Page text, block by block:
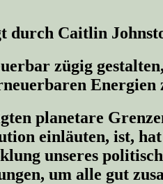
durch Caitlin
zügig
planetare
einläuten, ist,
unseres
um alle gut